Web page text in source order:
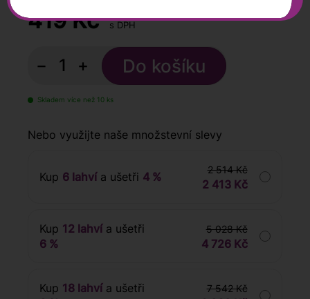
419Kč s DPH
− +
Skladem více než 10 ks
Nebo využijte naše množstevní slevy
Kup 6 lahvía ušetři 4 %
2 514 Kč
2 413 Kč
Kup 12 lahvía ušetři
6 %
5 028 Kč
4 726 Kč
Kup 18 lahvía ušetři
7 542 Kč